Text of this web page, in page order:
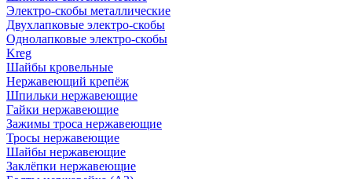
Электро-скобы металлические
Двухлапковые электро-скобы
Однолапковые электро-скобы
Kreg
Шайбы кровельные
Нержавеющий крепёж
Шпильки нержавеющие
Гайки нержавеющие
Зажимы троса нержавеющие
Тросы нержавеющие
Шайбы нержавеющие
Заклёпки нержавеющие